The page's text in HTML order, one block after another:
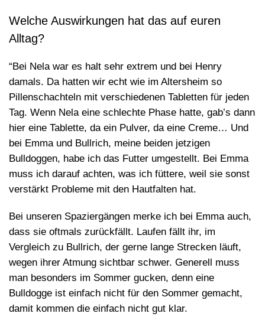
Welche Auswirkungen hat das auf euren
Alltag?
“Bei Nela war es halt sehr extrem und bei Henry
damals. Da hatten wir echt wie im Altersheim so
Pillenschachteln mit verschiedenen Tabletten für jeden
Tag. Wenn Nela eine schlechte Phase hatte, gab’s dann
hier eine Tablette, da ein Pulver, da eine Creme… Und
bei Emma und Bullrich, meine beiden jetzigen
Bulldoggen, habe ich das Futter umgestellt. Bei Emma
muss ich darauf achten, was ich füttere, weil sie sonst
verstärkt Probleme mit den Hautfalten hat.
Bei unseren Spaziergängen merke ich bei Emma auch,
dass sie oftmals zurückfällt. Laufen fällt ihr, im
Vergleich zu Bullrich, der gerne lange Strecken läuft,
wegen ihrer Atmung sichtbar schwer. Generell muss
man besonders im Sommer gucken, denn eine
Bulldogge ist einfach nicht für den Sommer gemacht,
damit kommen die einfach nicht gut klar.